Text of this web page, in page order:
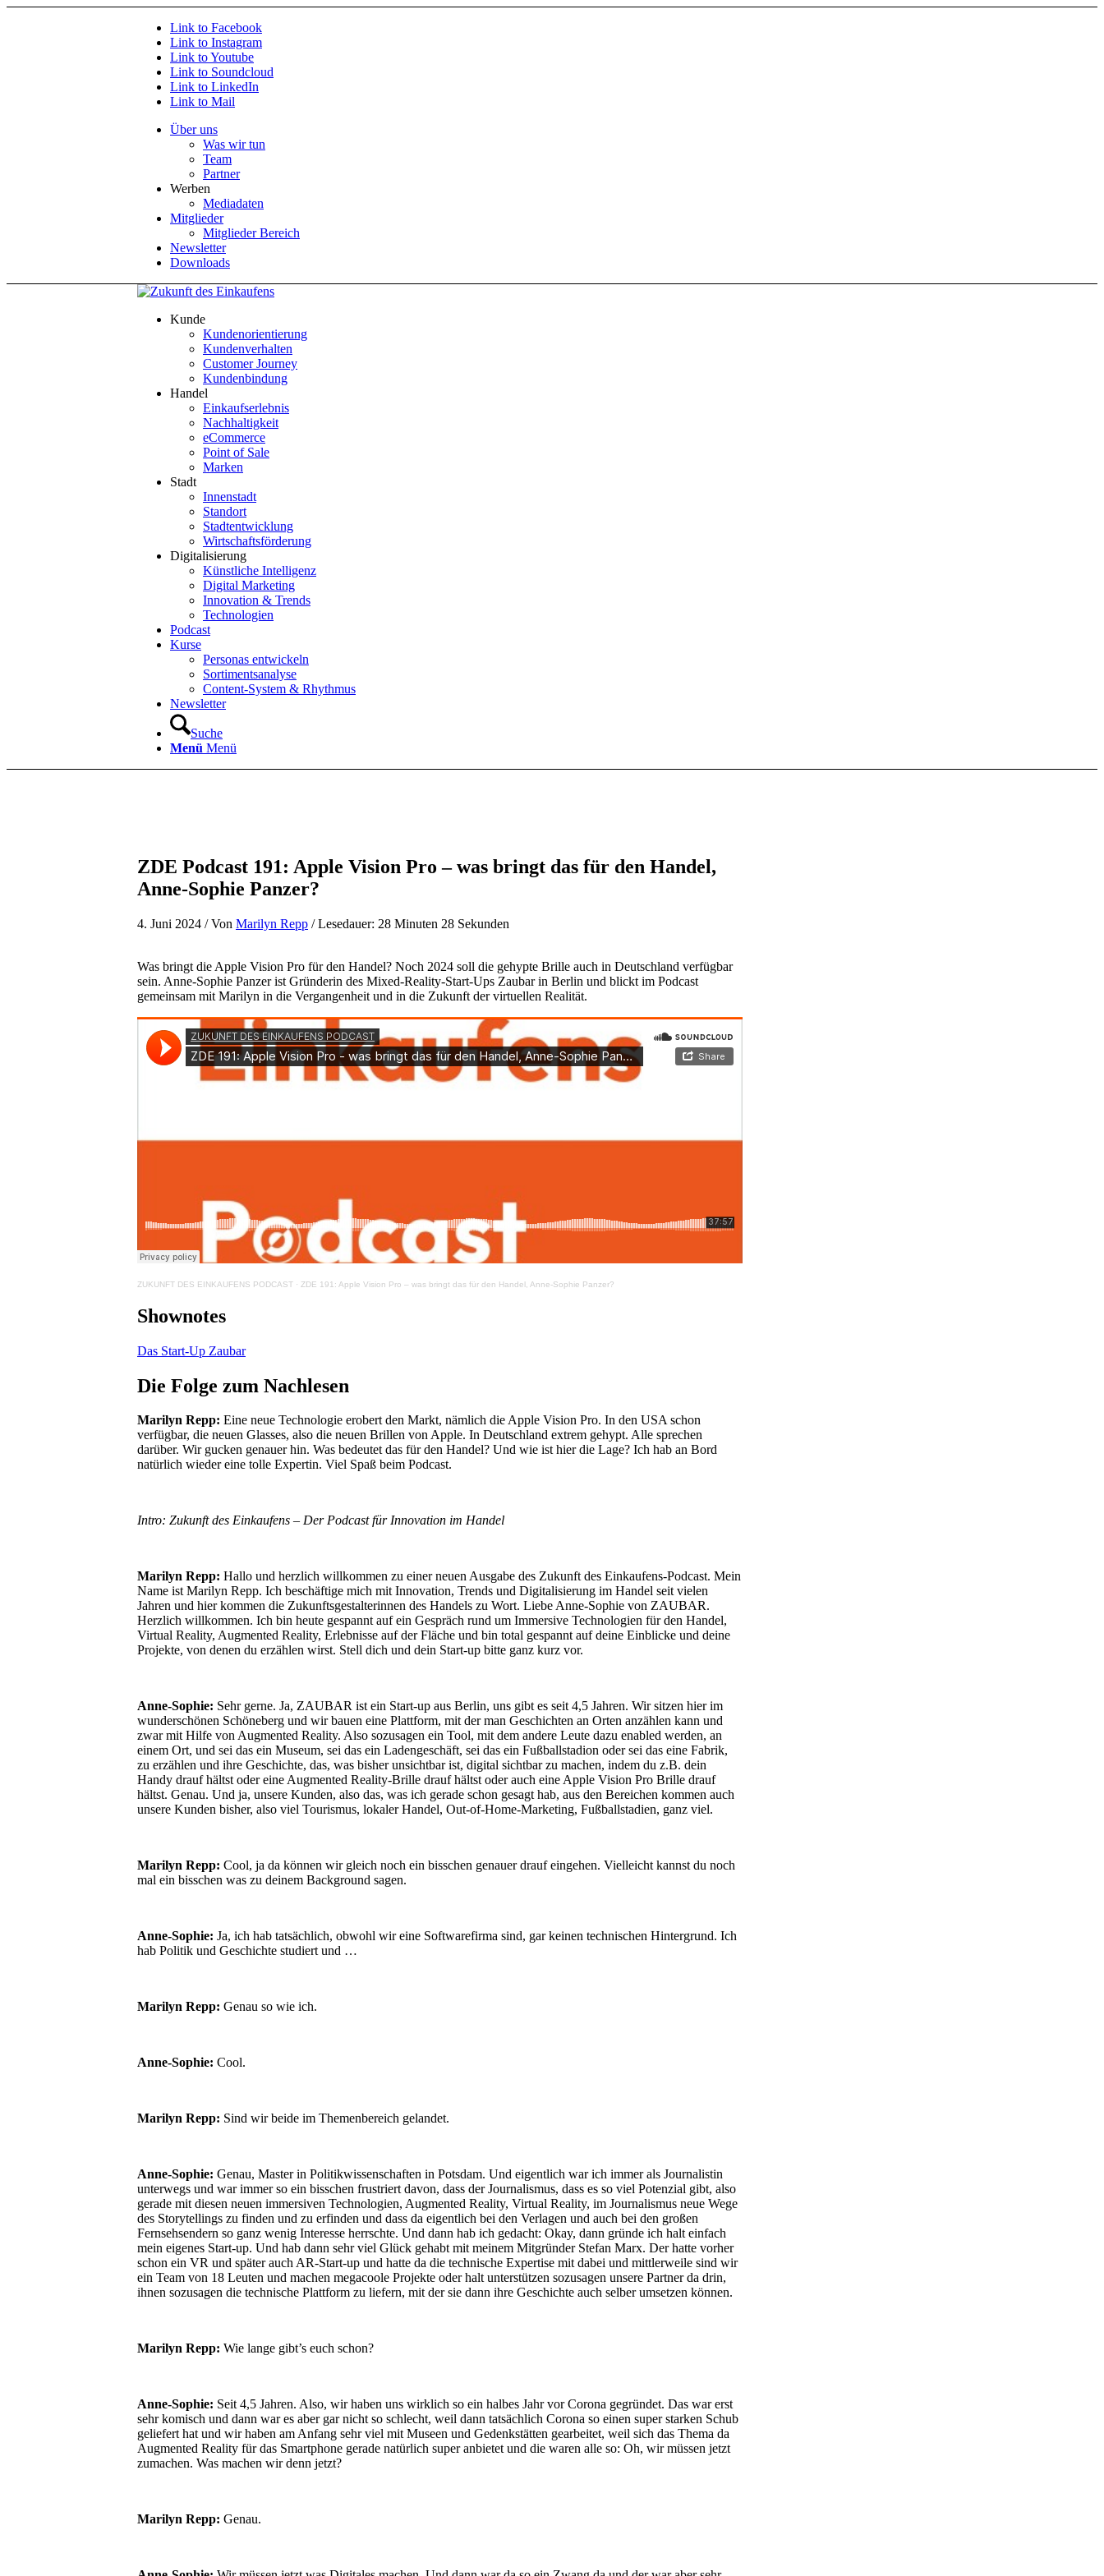
Link to Facebook
Link to Instagram
Link to Youtube
Link to Soundcloud
Link to LinkedIn
Link to Mail
Über uns
Was wir tun
Team
Partner
Werben
Mediadaten
Mitglieder
Mitglieder Bereich
Newsletter
Downloads
Kunde
Kundenorientierung
Kundenverhalten
Customer Journey
Kundenbindung
Handel
Einkaufserlebnis
Nachhaltigkeit
eCommerce
Point of Sale
Marken
Stadt
Innenstadt
Standort
Stadtentwicklung
Wirtschaftsförderung
Digitalisierung
Künstliche Intelligenz
Digital Marketing
Innovation & Trends
Technologien
Podcast
Kurse
Personas entwickeln
Sortimentsanalyse
Content-System & Rhythmus
Newsletter
Suche
Menü Menü
ZDE Podcast 191: Apple Vision Pro – was bringt das für den Handel,
Anne-Sophie Panzer?
4. Juni 2024 / Von Marilyn Repp / Lesedauer: 28 Minuten 28 Sekunden
Was bringt die Apple Vision Pro für den Handel? Noch 2024 soll die gehypte Brille auch in Deutschland verfügbar
sein. Anne-Sophie Panzer ist Gründerin des Mixed-Reality-Start-Ups Zaubar in Berlin und blickt im Podcast
gemeinsam mit Marilyn in die Vergangenheit und in die Zukunft der virtuellen Realität.
ZUKUNFT DES EINKAUFENS PODCAST · ZDE 191: Apple Vision Pro – was bringt das für den Handel, Anne-Sophie Panzer?
Shownotes
Das Start-Up Zaubar
Die Folge zum Nachlesen
Marilyn Repp: Eine neue Technologie erobert den Markt, nämlich die Apple Vision Pro. In den USA schon
verfügbar, die neuen Glasses, also die neuen Brillen von Apple. In Deutschland extrem gehypt. Alle sprechen
darüber. Wir gucken genauer hin. Was bedeutet das für den Handel? Und wie ist hier die Lage? Ich hab an Bord
natürlich wieder eine tolle Expertin. Viel Spaß beim Podcast.
Intro: Zukunft des Einkaufens – Der Podcast für Innovation im Handel
Marilyn Repp: Hallo und herzlich willkommen zu einer neuen Ausgabe des Zukunft des Einkaufens-Podcast. Mein
Name ist Marilyn Repp. Ich beschäftige mich mit Innovation, Trends und Digitalisierung im Handel seit vielen
Jahren und hier kommen die Zukunftsgestalterinnen des Handels zu Wort. Liebe Anne-Sophie von ZAUBAR.
Herzlich willkommen. Ich bin heute gespannt auf ein Gespräch rund um Immersive Technologien für den Handel,
Virtual Reality, Augmented Reality, Erlebnisse auf der Fläche und bin total gespannt auf deine Einblicke und deine
Projekte, von denen du erzählen wirst. Stell dich und dein Start-up bitte ganz kurz vor.
Anne-Sophie: Sehr gerne. Ja, ZAUBAR ist ein Start-up aus Berlin, uns gibt es seit 4,5 Jahren. Wir sitzen hier im
wunderschönen Schöneberg und wir bauen eine Plattform, mit der man Geschichten an Orten anzählen kann und
zwar mit Hilfe von Augmented Reality. Also sozusagen ein Tool, mit dem andere Leute dazu enabled werden, an
einem Ort, und sei das ein Museum, sei das ein Ladengeschäft, sei das ein Fußballstadion oder sei das eine Fabrik,
zu erzählen und ihre Geschichte, das, was bisher unsichtbar ist, digital sichtbar zu machen, indem du z.B. dein
Handy drauf hältst oder eine Augmented Reality-Brille drauf hältst oder auch eine Apple Vision Pro Brille drauf
hältst. Genau. Und ja, unsere Kunden, also das, was ich gerade schon gesagt hab, aus den Bereichen kommen auch
unsere Kunden bisher, also viel Tourismus, lokaler Handel, Out-of-Home-Marketing, Fußballstadien, ganz viel.
Marilyn Repp: Cool, ja da können wir gleich noch ein bisschen genauer drauf eingehen. Vielleicht kannst du noch
mal ein bisschen was zu deinem Background sagen.
Anne-Sophie: Ja, ich hab tatsächlich, obwohl wir eine Softwarefirma sind, gar keinen technischen Hintergrund. Ich
hab Politik und Geschichte studiert und …
Marilyn Repp: Genau so wie ich.
Anne-Sophie: Cool.
Marilyn Repp: Sind wir beide im Themenbereich gelandet.
Anne-Sophie: Genau, Master in Politikwissenschaften in Potsdam. Und eigentlich war ich immer als Journalistin
unterwegs und war immer so ein bisschen frustriert davon, dass der Journalismus, dass es so viel Potenzial gibt, also
gerade mit diesen neuen immersiven Technologien, Augmented Reality, Virtual Reality, im Journalismus neue Wege
des Storytellings zu finden und zu erfinden und dass da eigentlich bei den Verlagen und auch bei den großen
Fernsehsendern so ganz wenig Interesse herrschte. Und dann hab ich gedacht: Okay, dann gründe ich halt einfach
mein eigenes Start-up. Und hab dann sehr viel Glück gehabt mit meinem Mitgründer Stefan Marx. Der hatte vorher
schon ein VR und später auch AR-Start-up und hatte da die technische Expertise mit dabei und mittlerweile sind wir
ein Team von 18 Leuten und machen megacoole Projekte oder halt unterstützen sozusagen unsere Partner da drin,
ihnen sozusagen die technische Plattform zu liefern, mit der sie dann ihre Geschichte auch selber umsetzen können.
Marilyn Repp: Wie lange gibt’s euch schon?
Anne-Sophie: Seit 4,5 Jahren. Also, wir haben uns wirklich so ein halbes Jahr vor Corona gegründet. Das war erst
sehr komisch und dann war es aber gar nicht so schlecht, weil dann tatsächlich Corona so einen super starken Schub
geliefert hat und wir haben am Anfang sehr viel mit Museen und Gedenkstätten gearbeitet, weil sich das Thema da
Augmented Reality für das Smartphone gerade natürlich super anbietet und die waren alle so: Oh, wir müssen jetzt
zumachen. Was machen wir denn jetzt?
Marilyn Repp: Genau.